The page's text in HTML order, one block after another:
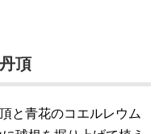
頂
と青花のコエルレウム